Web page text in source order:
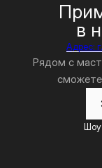
в
Адрес:
Рядом с